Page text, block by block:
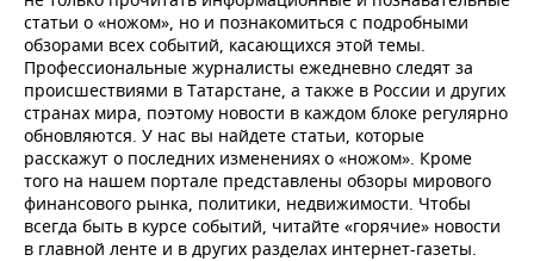
статьи о «ножом», но и познакомиться с подробными
обзорами всех событий, касающихся этой темы.
Профессиональные журналисты ежедневно следят за
происшествиями в Татарстане, а также в России и других
странах мира, поэтому новости в каждом блоке регулярно
обновляются. У нас вы найдете статьи, которые
расскажут о последних изменениях о «ножом». Кроме
того на нашем портале представлены обзоры мирового
финансового рынка, политики, недвижимости. Чтобы
всегда быть в курсе событий, читайте «горячие» новости
в главной ленте и в других разделах интернет-газеты.